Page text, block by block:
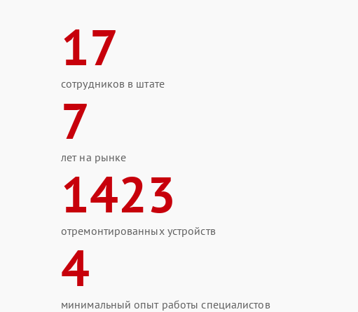
17
сотрудников в штате
7
лет на рынке
1423
отремонтированных устройств
4
минимальный опыт работы специалистов